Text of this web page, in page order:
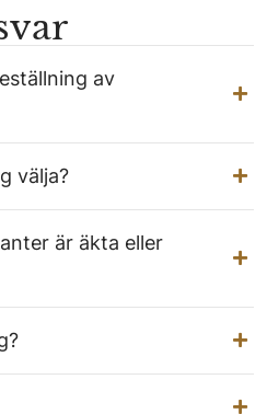
av
välja?
är äkta eller